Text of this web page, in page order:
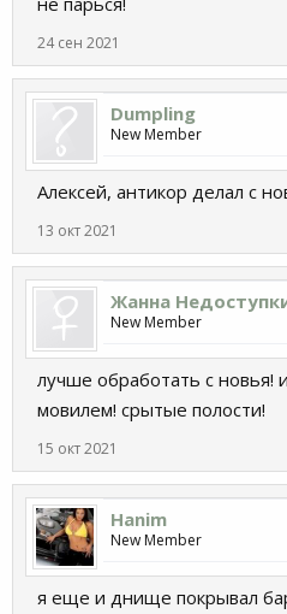
24 сен 2021
Dumpling
New Member
Алексей, антикор делал с
13 окт 2021
Жанна
New Member
лучше обработать с новья!
мовилем! срытые полости!
15 окт 2021
Hanim
New Member
я еще и днище покрывал